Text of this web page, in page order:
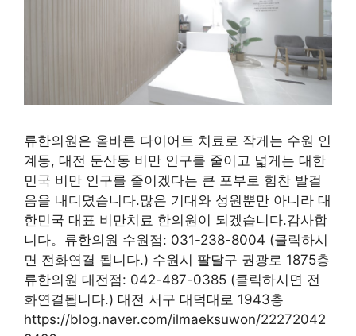
류한의원은 올바른 다이어트 치료로 작게는 수원 인
계동, 대전 둔산동 비만 인구를 줄이고 넓게는 대한
민국 비만 인구를 줄이겠다는 큰 포부로 힘찬 발걸
음을 내디뎠습니다.많은 기대와 성원뿐만 아니라 대
한민국 대표 비만치료 한의원이 되겠습니다.감사합
니다。류한의원 수원점: 031-238-8004 (클릭하시
면 전화연결 됩니다.) 수원시 팔달구 권광로 1875층
류한의원 대전점: 042-487-0385 (클릭하시면 전
화연결됩니다.) 대전 서구 대덕대로 1943층
https://blog.naver.com/ilmaeksuwon/22272042